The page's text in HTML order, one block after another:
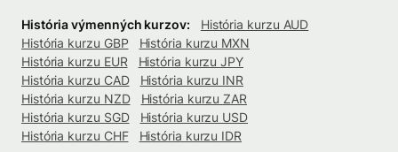
História výmenných kurzov:
História kurzu AUD
História kurzu GBP
História kurzu MXN
História kurzu EUR
História kurzu JPY
História kurzu CAD
História kurzu INR
História kurzu NZD
História kurzu ZAR
História kurzu SGD
História kurzu USD
História kurzu CHF
História kurzu IDR